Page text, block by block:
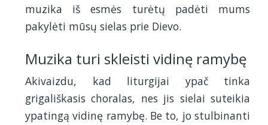
muzika iš esmės turėtų padėti mums
pakylėti mūsų sielas prie Dievo.
Muzika turi skleisti vidinę ramybę
Akivaizdu, kad liturgijai ypač tinka
grigališkasis choralas, nes jis sielai suteikia
ypatingą vidinę ramybę. Be to, jo stulbinanti